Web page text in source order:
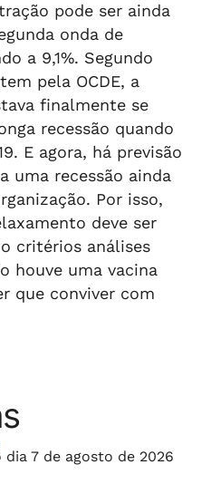
pode ser ainda
onda de
a 9,1%. Segundo
pela OCDE, a
finalmente se
recessão quando
E agora, há previsão
uma recessão ainda
Por isso,
deve ser
critérios análises
houve uma vacina
que conviver com
dia 7 de agosto de 2026